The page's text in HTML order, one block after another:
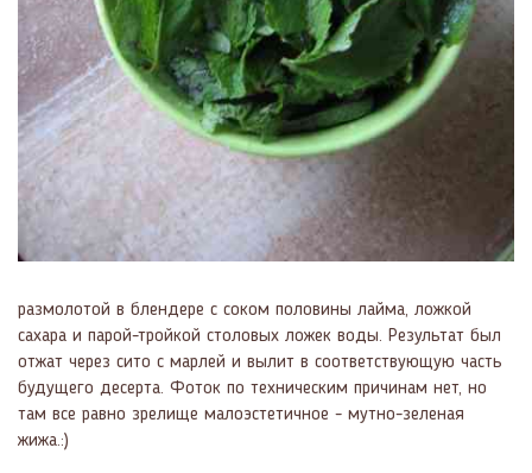
размолотой в блендере с соком половины лайма, ложкой
сахара и парой-тройкой столовых ложек воды. Результат был
отжат через сито с марлей и вылит в соответствующую часть
будущего десерта. Фоток по техническим причинам нет, но
там все равно зрелище малоэстетичное - мутно-зеленая
жижа.:)